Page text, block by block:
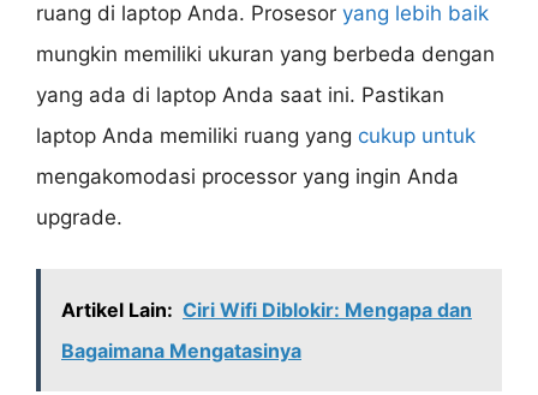
ruang di laptop Anda. Prosesor yang lebih baik
mungkin memiliki ukuran yang berbeda dengan
yang ada di laptop Anda saat ini. Pastikan
laptop Anda memiliki ruang yang cukup untuk
mengakomodasi processor yang ingin Anda
upgrade.
Artikel Lain: Ciri Wifi Diblokir: Mengapa dan
Bagaimana Mengatasinya